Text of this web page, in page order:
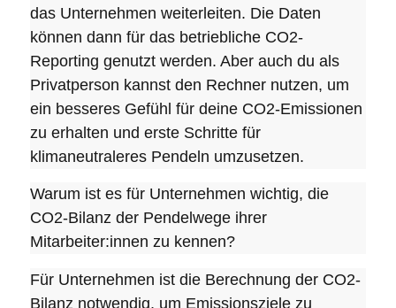
das Unternehmen weiterleiten. Die Daten
können dann für das betriebliche CO2-
Reporting genutzt werden. Aber auch du als
Privatperson kannst den Rechner nutzen, um
ein besseres Gefühl für deine CO2-Emissionen
zu erhalten und erste Schritte für
klimaneutraleres Pendeln umzusetzen.
Warum ist es für Unternehmen wichtig, die
CO2-Bilanz der Pendelwege ihrer
Mitarbeiter:innen zu kennen?
Für Unternehmen ist die Berechnung der CO2-
Bilanz notwendig, um Emissionsziele zu